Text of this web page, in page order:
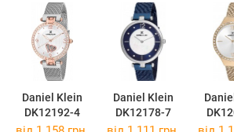
Daniel Klein
DK12192-4
Daniel Klein
DK12178-7